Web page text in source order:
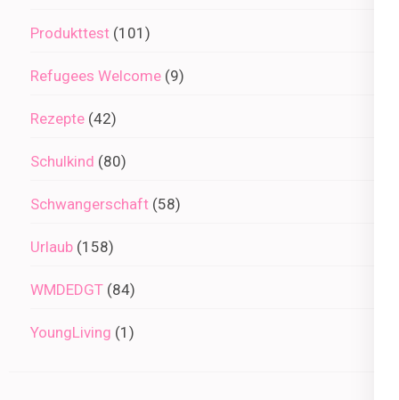
Produkttest (101)
Refugees Welcome (9)
Rezepte (42)
Schulkind (80)
Schwangerschaft (58)
Urlaub (158)
WMDEDGT (84)
YoungLiving (1)